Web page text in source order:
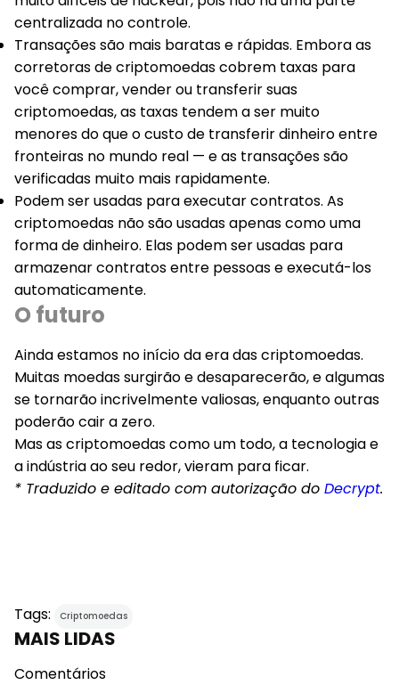
centralizada no controle.
Transações são mais baratas e rápidas. Embora as
corretoras de criptomoedas cobrem taxas para
você comprar, vender ou transferir suas
criptomoedas, as taxas tendem a ser muito
menores do que o custo de transferir dinheiro entre
fronteiras no mundo real — e as transações são
verificadas muito mais rapidamente.
Podem ser usadas para executar contratos. As
criptomoedas não são usadas apenas como uma
forma de dinheiro. Elas podem ser usadas para
armazenar contratos entre pessoas e executá-los
automaticamente.
O futuro
Ainda estamos no início da era das criptomoedas.
Muitas moedas surgirão e desaparecerão, e algumas
se tornarão incrivelmente valiosas, enquanto outras
poderão cair a zero.
Mas as criptomoedas como um todo, a tecnologia e
a indústria ao seu redor, vieram para ficar.
* Traduzido e editado com autorização do Decrypt.
Tags: Criptomoedas
MAIS LIDAS
Comentários